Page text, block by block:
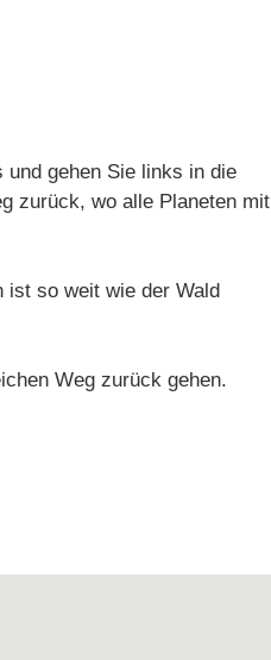
gehen Sie links in die
zurück, wo alle Planeten mit
ist so weit wie der Wald
Weg zurück gehen.